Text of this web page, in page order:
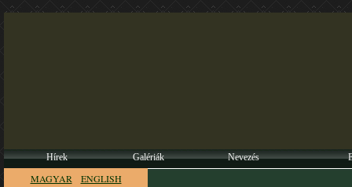
Hírek Galériák Nevezés
Letöltések
MAGYAR ENGLISH